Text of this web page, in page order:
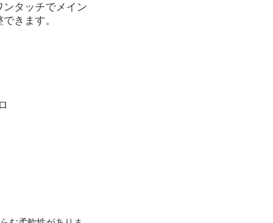
タッチでメイン
きます。